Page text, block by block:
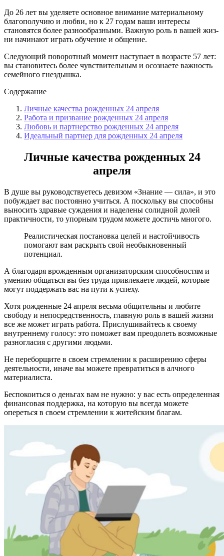
До 26 лет вы уделяете основное внимание материальному
благополучию и любви, но к 27 годам ваши интересы
становятся более разнообразными. Важную роль в вашей жиз­
ни начинают играть обучение и общение.
Следующий поворотный момент наступает в возрасте 57 лет:
вы становитесь более чув­ствительным и осознаете важность
семейного гнездышка.
Содержание
Личные качества рожденных 24 апреля
Работа и призвание рожденных 24 апреля
Любовь и партнерство рожденных 24 апреля
Идеальный партнер для рожденных 24 апреля
Личные качества рожденных 24
апреля
В душе вы руководствуетесь девизом «Знание — сила», и это
побуждает вас постоянно учиться. А поскольку вы способны
выносить здравые суждения и наделены со­лидной долей
практичности, то упорным тру­дом можете достичь многого.
Реалистическая постановка целей и настойчивость
помогают вам раскрыть свой необыкновенный
потен­циал.
А благодаря врожденным организатор­ским способностям и
умению общаться вы без труда привлекаете людей, которые
могут поддержать вас на пути к успеху.
Хотя рожденные 24 апреля весьма общительны и любите
свободу и непосредственность, главную роль в вашей жизни
все же может играть работа. Прислушивайтесь к своему
внутреннему голосу: это поможет вам преодолеть возмож­ные
разногласия с другими людьми.
Не переборщите в своем стремлении к расширению сферы
деятельности, иначе вы можете превратиться в алчного
матери­алиста.
Беспокоиться о деньгах вам не нуж­но: у вас есть определенная
финансовая поддержка, на которую вы всегда можете
опереться в своем стремлении к житейским благам.